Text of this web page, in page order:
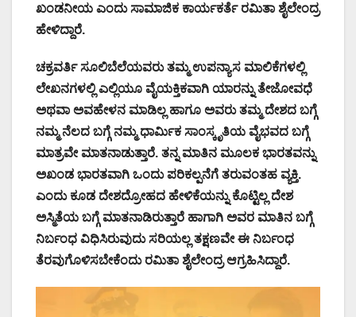
ಖಂಡನೀಯ ಎಂದು ಸಾಮಾಜಿಕ ಕಾರ್ಯಕರ್ತೆ ರಮಿತಾ ಶೈಲೇಂದ್ರ
ಹೇಳಿದ್ದಾರೆ.
ಚಕ್ರವರ್ತಿ ಸೂಲಿಬೆಲೆಯವರು ತಮ್ಮ ಉಪನ್ಯಾಸ ಮಾಲಿಕೆಗಳಲ್ಲಿ
ಲೇಖನಗಳಲ್ಲಿ ಎಲ್ಲಿಯೂ ವೈಯಕ್ತಿಕವಾಗಿ ಯಾರನ್ನು ತೇಜೋವಧೆ
ಅಥವಾ ಅವಹೇಳನ ಮಾಡಿಲ್ಲ ಹಾಗೂ ಅವರು ತಮ್ಮ ದೇಶದ ಬಗ್ಗೆ
ನಮ್ಮ ನೆಲದ ಬಗ್ಗೆ ನಮ್ಮ ಧಾರ್ಮಿಕ ಸಾಂಸ್ಕೃತಿಯ ವೈಭವದ ಬಗ್ಗೆ
ಮಾತ್ರವೇ ಮಾತನಾಡುತ್ತಾರೆ. ತನ್ನ ಮಾತಿನ ಮೂಲಕ ಭಾರತವನ್ನು
ಅಖಂಡ ಭಾರತವಾಗಿ ಒಂದು ಪರಿಕಲ್ಪನೆಗೆ ತರುವಂತಹ ವ್ಯಕ್ತಿ.
ಎಂದು ಕೂಡ ದೇಶದ್ರೋಹದ ಹೇಳಿಕೆಯನ್ನು ಕೊಟ್ಟಿಲ್ಲ ದೇಶ
ಅಸ್ಮಿತೆಯ ಬಗ್ಗೆ ಮಾತನಾಡಿರುತ್ತಾರೆ ಹಾಗಾಗಿ ಅವರ ಮಾತಿನ ಬಗ್ಗೆ
ನಿರ್ಬಂಧ ವಿಧಿಸಿರುವುದು ಸರಿಯಲ್ಲ ತಕ್ಷಣವೇ ಈ ನಿರ್ಬಂಧ
ತೆರವುಗೊಳಿಸಬೇಕೆಂದು ರಮಿತಾ ಶೈಲೇಂದ್ರ ಆಗ್ರಹಿಸಿದ್ದಾರೆ.